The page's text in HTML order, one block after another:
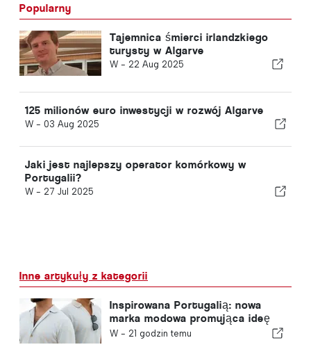
Popularny
Tajemnica śmierci irlandzkiego
turysty w Algarve
W - 22 Aug 2025
125 milionów euro inwestycji w rozwój Algarve
W - 03 Aug 2025
Jaki jest najlepszy operator komórkowy w
Portugalii?
W - 27 Jul 2025
Inne artykuły z kategorii
Inspirowana Portugalią: nowa
marka modowa promująca ideę
„slow fashion” – VEMANO
W - 21 godzin temu